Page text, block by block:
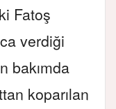
Fatoş
verdiği
bakımda
koparılan